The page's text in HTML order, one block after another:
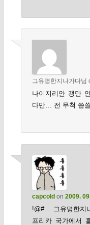
그유명한지나가다님
나이지리안 갱만
다만… 전 무척 씁
capcoldon 2009.
!@#… 그유명한지
프리카 국가에서